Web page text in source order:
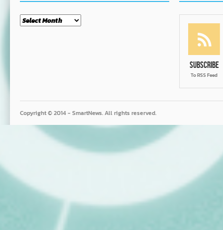
Month
Subscribe
To RSS Feed
Copyright © 2014 - SmartNews. All rights reserved.